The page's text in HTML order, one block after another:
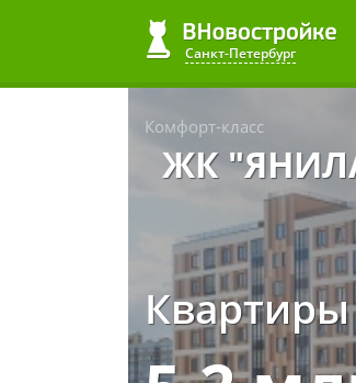
Санкт-Петербург
Комфорт-класс
ЖК
Квартиры